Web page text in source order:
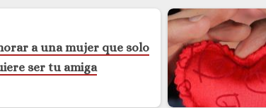
a una mujer que solo
ser tu amiga